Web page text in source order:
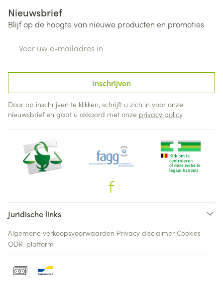
Nieuwsbrief
Blijf op de hoogte van nieuwe producten en promoties
Inschrijven
Door op inschrijven te klikken, schrijft u zich in voor onze
nieuwsbrief en gaat u akkoord met onze privacy policy.
Juridische links
Algemene verkoopsvoorwaarden Privacy disclaimer Cookies
ODR-platform